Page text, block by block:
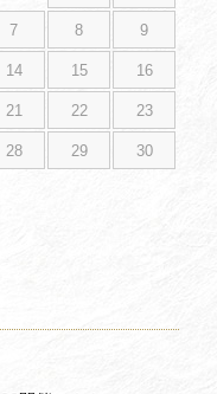
7 8 9
14 15 16
21 22 23
28 29 30